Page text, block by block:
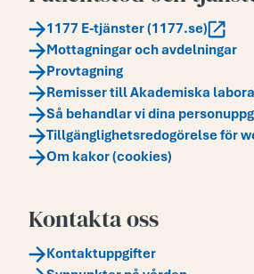
1177 E-tjänster (1177.se)
Mottagningar och avdelningar
Provtagning
Remisser till Akademiska
Så behandlar vi dina
Tillgänglighetsredogörelse för
Om kakor (cookies)
Kontakta oss
Kontaktuppgifter